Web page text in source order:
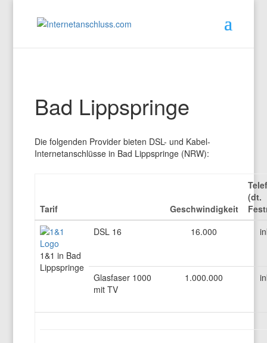
Bad Lippspringe
Die folgenden Provider bieten DSL- und Kabel-
Internetanschlüsse in Bad Lippspringe (NRW):
Tarif Geschwindigkeit
(dt.
1&1 in Bad
Lippspringe
DSL 16 16.000
Glasfaser 1000
mit TV
1.000.000